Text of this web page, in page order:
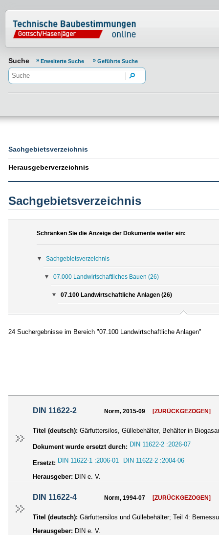
Normenportal Barrierefreiheit
Suche Erweiterte Suche Geführte Suche
Sachgebietsverzeichnis
Herausgeberverzeichnis
Sachgebietsverzeichnis
Schränken Sie die Anzeige der Dokumente weiter ein:
Sachgebietsverzeichnis
07.000 Landwirtschaftliches Bauen (26)
07.100 Landwirtschaftliche Anlagen (26)
24 Suchergebnisse im Bereich "07.100 Landwirtschaftliche Anlagen"
DIN 11622-2 Norm, 2015-09 [ZURÜCKGEZOGEN]
Titel (deutsch): Gärfuttersilos, Güllebehälter, Behälter in
Dokument wurde ersetzt durch: DIN 11622-2 :2026-07
Ersetzt: DIN 11622-1 :2006-01 DIN 11622-2 :2004-06
Herausgeber: DIN e. V.
DIN 11622-4 Norm, 1994-07 [ZURÜCKGEZOGEN]
Titel (deutsch): Gärfuttersilos und Güllebehälter; Teil 4:
Herausgeber: DIN e. V.